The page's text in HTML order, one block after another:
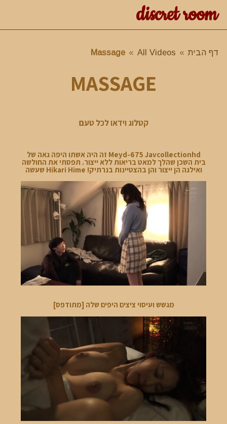
discret room
דף הבית »
All Videos
»
Massage
MASSAGE
קטלוג וידאו לכל טעם
Meyd-675 Javcollectionhd זה היה אשתו היפה גאה של
בית השכן שהלך למאט בריאות ללא ייצור. תפסתי את החולשה
ואילגה הן ייצור והן בהצטיינות בנרתיק! Hikari Hime שעשה
מגשש ועיסוי ציצים היפים שלה [מתודפס]